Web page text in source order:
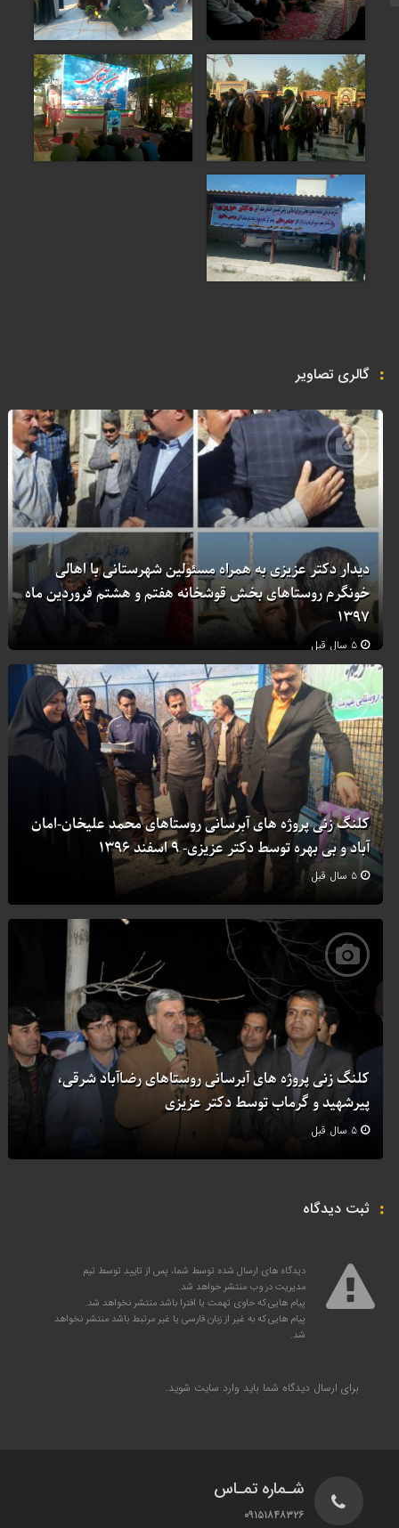
گالری تصاویر
دیدار دکتر عزیزی به همراه مسئولین شهرستانی با اهالی
خونگرم روستاهای بخش قوشخانه هفتم و هشتم فروردین ماه
۱۳۹۷
۵ سال قبل
کلنگ زنی پروژه های آبرسانی روستاهای محمد علیخان-امان
آباد و بی بهره توسط دکتر عزیزی- ۹ اسفند ۱۳۹۶
۵ سال قبل
کلنگ زنی پروژه های آبرسانی روستاهای رضاآباد شرقی،
پیرشهید و گرماب توسط دکتر عزیزی
۵ سال قبل
ثبت دیدگاه
دیدگاه های ارسال شده توسط شما، پس از تایید توسط تیم
مدیریت در وب منتشر خواهد شد.
پیام هایی که حاوی تهمت یا افترا باشد منتشر نخواهد شد.
پیام هایی که به غیر از زبان فارسی یا غیر مرتبط باشد منتشر نخواهد
شد.
برای ارسال دیدگاه شما باید وارد سایت شوید.
شـماره تمـاس
۰۹۱۵۱۸۴۸۳۲۶